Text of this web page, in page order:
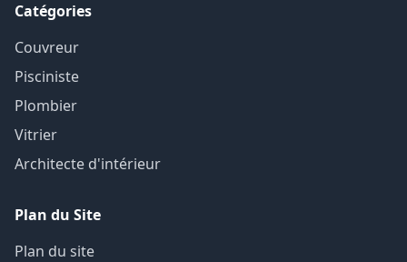
Catégories
Couvreur
Pisciniste
Plombier
Vitrier
Architecte d'intérieur
Plan du Site
Plan du site